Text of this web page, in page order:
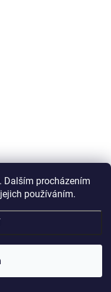
Dalším procházením
používáním.